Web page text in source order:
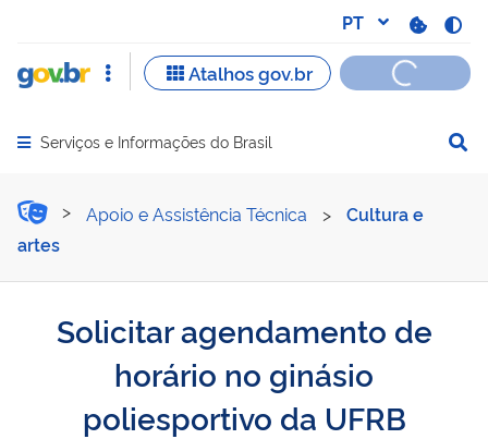
Abrir menu principal de navegação
Serviços e Informações do Brasil
Solicitar agendamento
Apoio e Assistência Técnica >
Cultura e
artes
Solicitar agendamento de
horário no ginásio
poliesportivo da UFRB